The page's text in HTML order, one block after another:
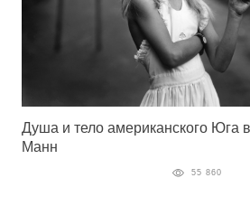
Душа и тело американского Юга
Манн
55 860